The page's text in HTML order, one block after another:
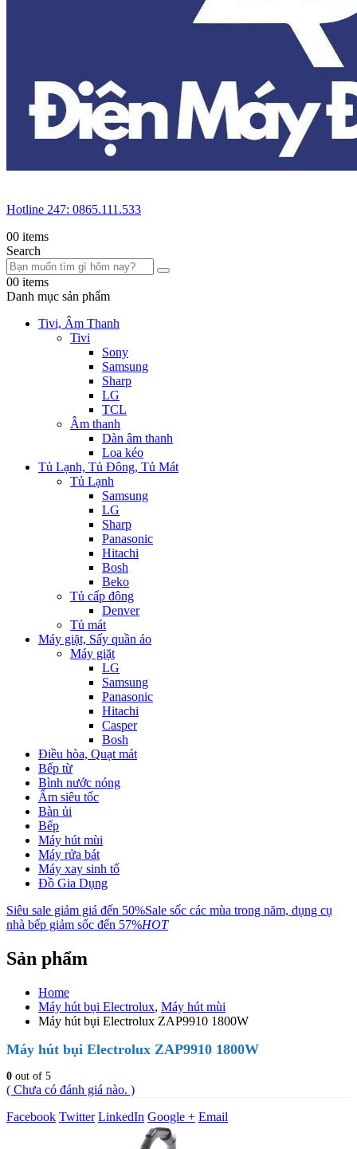
Hotline 247: 0865.111.533
00 items
Search
00 items
Danh mục sản phẩm
Tivi, Âm Thanh
Tivi
Sony
Samsung
Sharp
LG
TCL
Âm thanh
Dàn âm thanh
Loa kéo
Tủ Lạnh, Tủ Đông, Tủ Mát
Tủ Lạnh
Samsung
LG
Sharp
Panasonic
Hitachi
Bosh
Beko
Tủ cấp đông
Denver
Tủ mát
Máy giặt, Sấy quần áo
Máy giặt
LG
Samsung
Panasonic
Hitachi
Casper
Bosh
Điều hòa, Quạt mát
Bếp từ
Bình nước nóng
Ấm siêu tốc
Bàn ủi
Bếp
Máy hút mùi
Máy rửa bát
Máy xay sinh tố
Đồ Gia Dụng
Siêu sale giảm giá đến 50%Sale sốc các mùa trong năm, dụng cụ
nhà bếp giảm sốc đến 57%HOT
Sản phẩm
Home
Máy hút bụi Electrolux, Máy hút mùi
Máy hút bụi Electrolux ZAP9910 1800W
Máy hút bụi Electrolux ZAP9910 1800W
0 out of 5
( Chưa có đánh giá nào. )
Facebook Twitter LinkedIn Google + Email